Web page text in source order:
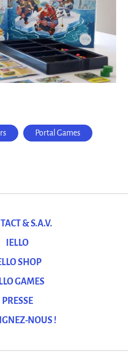
Portal Games
& S.A.V.
IELLO
SHOP
GAMES
PRESSE
NOUS !